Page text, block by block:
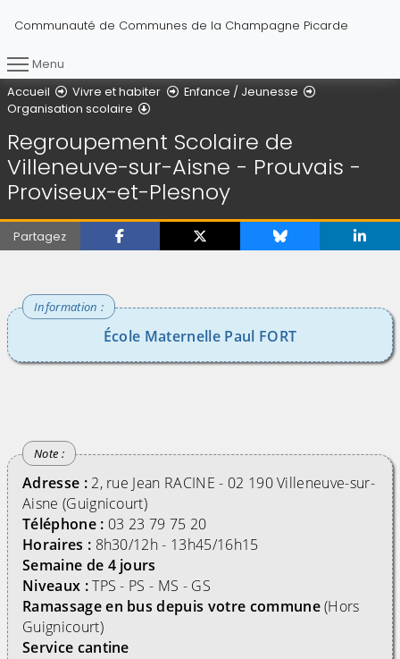
Communauté de Communes de la Champagne Picarde
Menu
Vous êtes ici :
Accueil
Vivre et habiter
Enfance / Jeunesse
Organisation scolaire
Regroupement Scolaire de
Villeneuve-sur-Aisne - Prouvais -
Proviseux-et-Plesnoy
Partagez
École Maternelle Paul FORT
Adresse : 2, rue Jean RACINE - 02 190 Villeneuve-sur-
Aisne (Guignicourt)
Téléphone : 03 23 79 75 20
Horaires : 8h30/12h - 13h45/16h15
Semaine de 4 jours
Niveaux :TPS - PS - MS - GS
Ramassage en bus depuis votre commune(Hors
Guignicourt)
Service cantine